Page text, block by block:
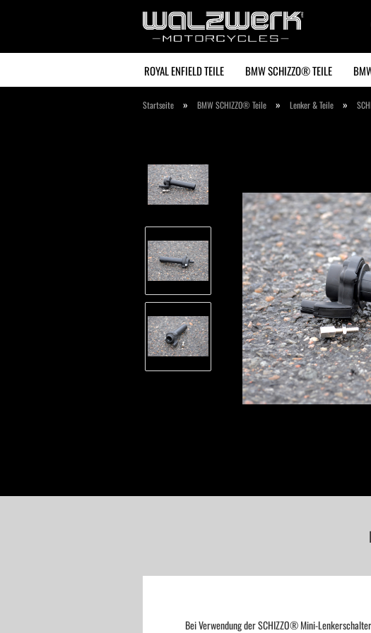
ROYAL ENFIELD TEILE BMW SCHIZZO® TEILE
Startseite » BMW SCHIZZO® Teile » Lenker & Teile »
Bei Verwendung der SCHIZZO® Mini-